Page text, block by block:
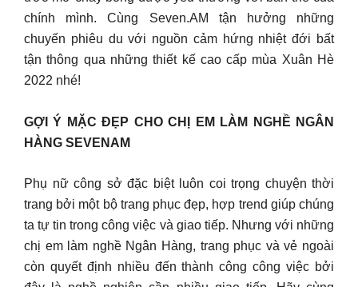
chính mình. Cùng Seven.AM tận hưởng những
chuyến phiêu du với nguồn cảm hứng nhiệt đới bất
tận thông qua những thiết kế cao cấp mùa Xuân Hè
2022 nhé!
GỢI Ý MẶC ĐẸP CHO CHỊ EM LÀM NGHỀ NGÂN
HÀNG SEVENAM
Phụ nữ công sở đặc biệt luôn coi trọng chuyện thời
trang bởi một bộ trang phục đẹp, hợp trend giúp chúng
ta tự tin trong công việc và giao tiếp. Nhưng với những
chị em làm nghề Ngân Hàng, trang phục và vẻ ngoài
còn quyết định nhiều đến thành công công việc bởi